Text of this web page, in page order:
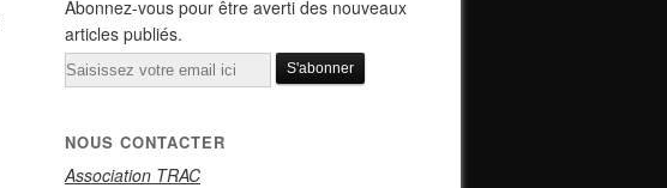
Abonnez-vous pour être averti des nouveaux
articles publiés.
Email
NOUS CONTACTER
Association TRAC